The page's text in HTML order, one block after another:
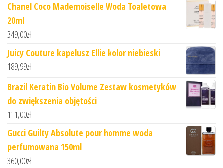
Chanel Coco Mademoiselle Woda Toaletowa
20ml
349,00zł
Juicy Couture kapelusz Ellie kolor niebieski
189,99zł
Brazil Keratin Bio Volume Zestaw kosmetyków
do zwiększenia objętości
111,00zł
Gucci Guilty Absolute pour homme woda
perfumowana 150ml
360,00zł